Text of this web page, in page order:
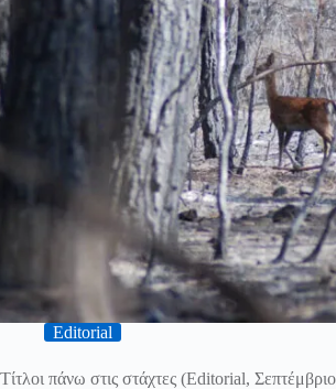
Editorial
Τίτλοι πάνω στις στάχτες (Editorial,